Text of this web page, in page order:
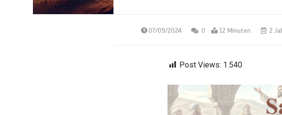
07/09/2024 0 12 Minuten 2
Post Views: 1.540